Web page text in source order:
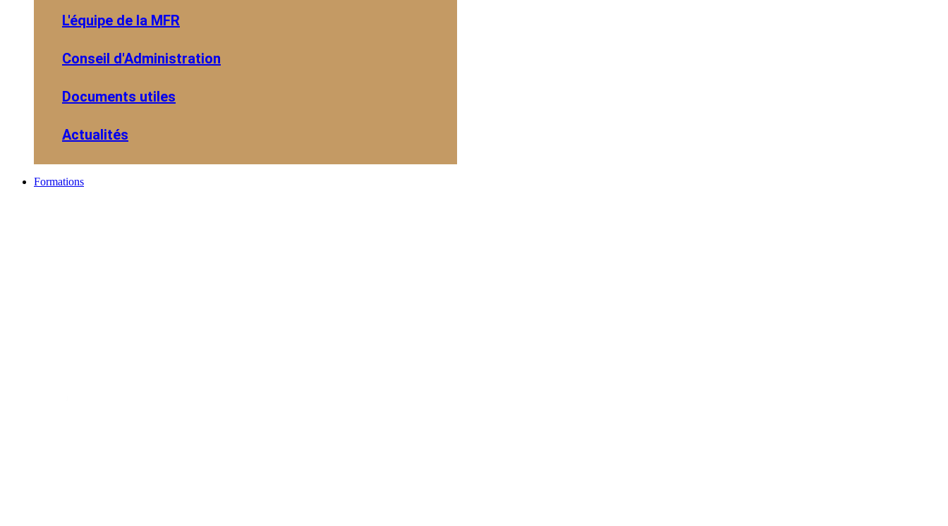
L'équipe de la MFR
Conseil d'Administration
Documents utiles
Actualités
Formations